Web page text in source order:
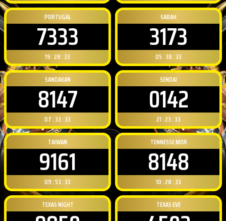
PORTUGAL
7333
19 : 28 : 32
SABAH
3173
05 : 38 : 32
SANDAKAN
8147
07 : 33 : 32
SENDAI
0142
21 : 23 : 32
TAIWAN
9161
09 : 53 : 32
TENNESSE MOR
8148
10 : 28 : 32
TEXAS NIGHT TEXAS EVE